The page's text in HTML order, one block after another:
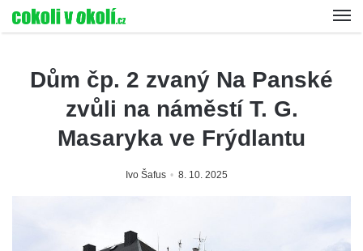
Dům čp. 2 zvaný Na Panské
zvůli na náměstí T. G.
Masaryka ve Frýdlantu
Ivo Šafus 8. 10. 2025